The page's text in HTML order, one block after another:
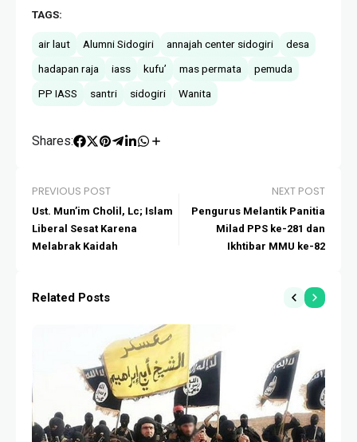
TAGS:
air laut Alumni Sidogiri annajah center sidogiri
desa
hadapan raja
iass kufu’ mas permata
pemuda
PP IASS
santri sidogiri Wanita
Shares:
PREVIOUS POST
Ust. Mun’im Cholil, Lc; Islam
Liberal Sesat Karena
Melabrak Kaidah
NEXT POST
Pengurus Melantik Panitia
Milad PPS ke-281 dan
Ikhtibar MMU ke-82
Related Posts